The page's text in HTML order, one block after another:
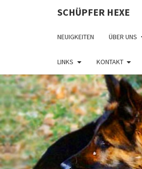
SCHÜPFER HEXE
NEUIGKEITEN ÜBER UNS
LINKS KONTAKT